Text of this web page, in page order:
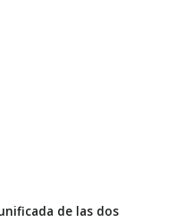
de las dos